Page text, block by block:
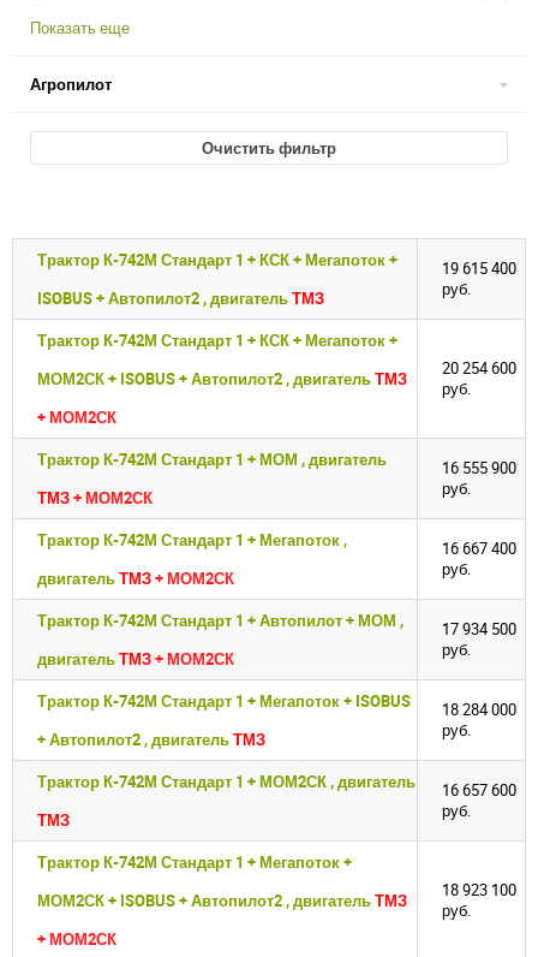
Показать еще
Агропилот
Очистить фильтр
Трактор К-742М Стандарт 1 + КСК + Мегапоток +
ISOBUS + Автопилот2 , двигательТМЗ
19 615 400
руб.
Трактор К-742М Стандарт 1 + КСК + Мегапоток +
МОМ2СК + ISOBUS + Автопилот2 , двигательТМЗ
+ МОМ2СК
20 254 600
руб.
Трактор К-742М Стандарт 1 + МОМ , двигатель
ТМЗ+ МОМ2СК
16 555 900
руб.
Трактор К-742М Стандарт 1 + Мегапоток ,
двигательТМЗ+ МОМ2СК
16 667 400
руб.
Трактор К-742М Стандарт 1 + Автопилот + МОМ ,
двигательТМЗ+ МОМ2СК
17 934 500
руб.
Трактор К-742М Стандарт 1 + Мегапоток + ISOBUS
+ Автопилот2 , двигательТМЗ
18 284 000
руб.
Трактор К-742М Стандарт 1 + МОМ2СК , двигатель
ТМЗ
16 657 600
руб.
Трактор К-742М Стандарт 1 + Мегапоток +
МОМ2СК + ISOBUS + Автопилот2 , двигательТМЗ
+ МОМ2СК
18 923 100
руб.